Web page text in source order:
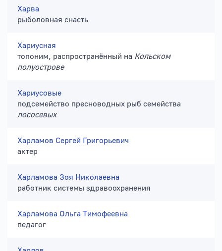
Харва
рыболовная снасть
Хариусная
топоним, распространённый на Кольском
полуострове
Хариусовые
подсемейство пресноводных рыб семейства
лососевых
Харламов Сергей Григорьевич
актер
Харламова Зоя Николаевна
работник системы здравоохранения
Харламова Ольга Тимофеевна
педагог